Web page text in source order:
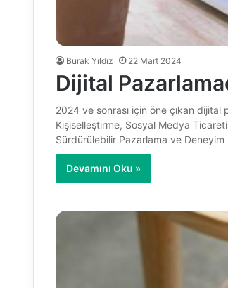
Burak Yıldız 22 Mart 2024
Dijital
2024 ve sonrası için öne çıkan
Kişiselleştirme, Sosyal Medya
Sürdürülebilir Pazarlama ve
Devamını Oku »